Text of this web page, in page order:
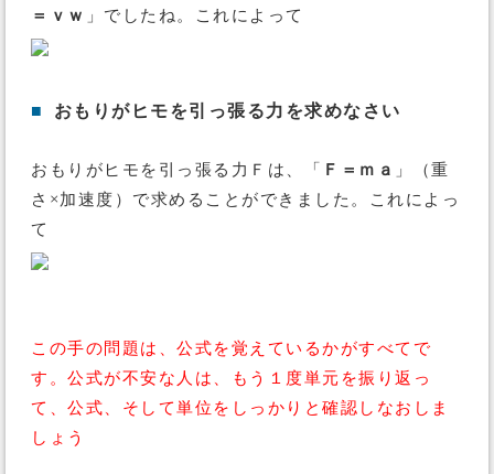
＝ｖｗ 」でしたね。これによって
■ おもりがヒモを引っ張る力を求めなさい
おもりがヒモを引っ張る力Ｆは、「 Ｆ＝ｍａ 」（重
さ×加速度）で求めることができました。これによっ
て
この手の問題は、公式を覚えているかがすべてで
す。公式が不安な人は、もう１度単元を振り返っ
て、公式、そして単位をしっかりと確認しなおしま
しょう